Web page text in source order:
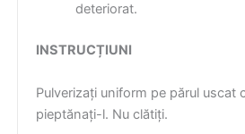
deteriorat.
INSTRUCȚIUNI
Pulverizați uniform pe părul uscat
pieptănați-l. Nu clătiți.